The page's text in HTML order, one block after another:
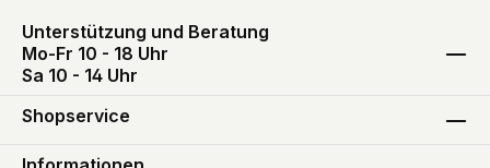
Unterstützung und Beratung
Mo-Fr 10 - 18 Uhr
Sa 10 - 14 Uhr
Shopservice